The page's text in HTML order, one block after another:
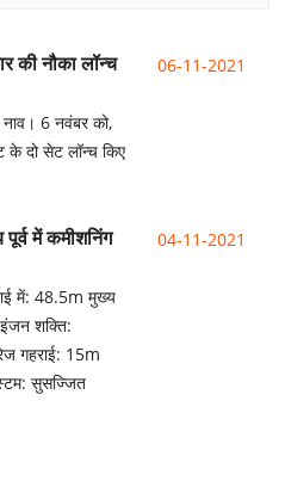
06-11-2021
की नौका लॉन्च
6 नवंबर को,
के दो सेट लॉन्च किए
04-11-2021
में कमीशनिंग
में: 48.5m मुख्य
शक्ति:
गहराई: 15m
सुसज्जित